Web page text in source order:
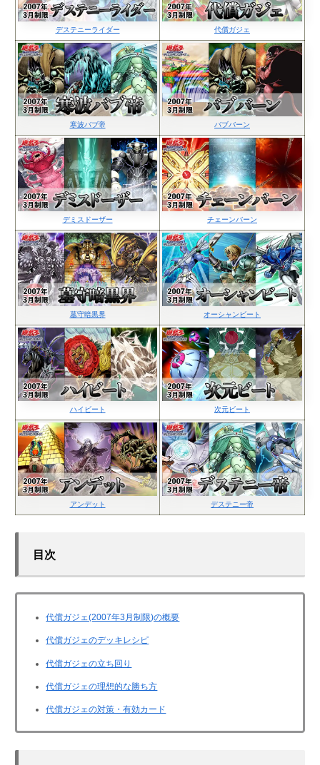
デステニーライダー 代償ガジェ
寒波バブ帝 バブバーン
デミスドーザー チェーンバーン
墓守暗黒界 オーシャンビート
ハイビート 次元ビート
アンデット デステニー帝
目次
代償ガジェ(2007年3月制限)の概要
代償ガジェのデッキレシピ
代償ガジェの立ち回り
代償ガジェの理想的な勝ち方
代償ガジェの対策・有効カード